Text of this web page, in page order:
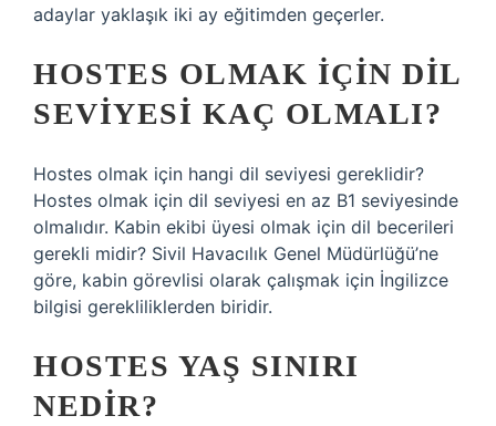
adaylar yaklaşık iki ay eğitimden geçerler.
HOSTES OLMAK IÇIN DIL
SEVIYESI KAÇ OLMALI?
Hostes olmak için hangi dil seviyesi gereklidir?
Hostes olmak için dil seviyesi en az B1 seviyesinde
olmalıdır. Kabin ekibi üyesi olmak için dil becerileri
gerekli midir? Sivil Havacılık Genel Müdürlüğü’ne
göre, kabin görevlisi olarak çalışmak için İngilizce
bilgisi gerekliliklerden biridir.
HOSTES YAŞ SINIRI
NEDIR?